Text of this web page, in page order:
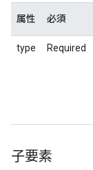
属性 必須
type Required
子要素